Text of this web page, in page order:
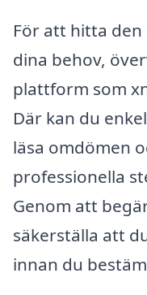
För att hitta
dina behov,
plattform som
Där kan du
läsa omdömen
professionella
Genom att
säkerställa att
innan du